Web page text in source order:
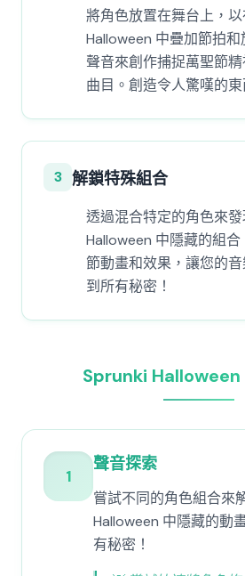
將角色放置在舞台上，
Halloween 中疊加節拍
聲音來創作捕捉萬聖節
曲目。創造令人驚嘆的東
3 解鎖特殊組合
透過混合特定的角色來
Halloween 中隱藏的組
節動畫和效果，讓您的
到所有秘密！
Sprunki Halloween
1
聲音探索
嘗試不同的角色組合來
Halloween 中隱藏的動
有秘密！